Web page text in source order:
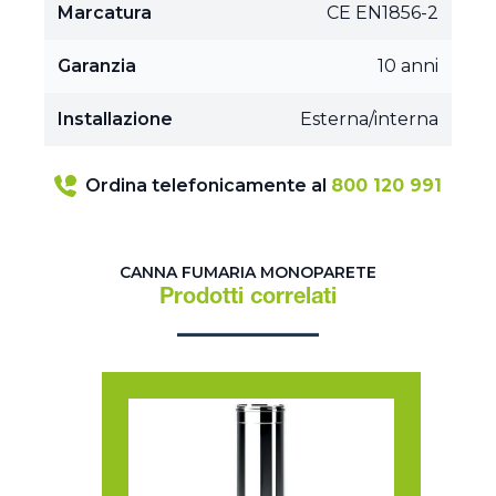
Marcatura CE EN1856-2
Garanzia 10 anni
Installazione Esterna/interna
Ordina telefonicamente al 800 120 991
CANNA FUMARIA MONOPARETE
Prodotti correlati